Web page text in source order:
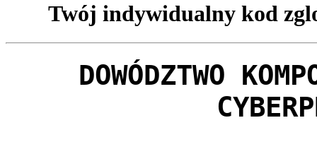
Twój indywidualny kod
DOWÓDZTWO